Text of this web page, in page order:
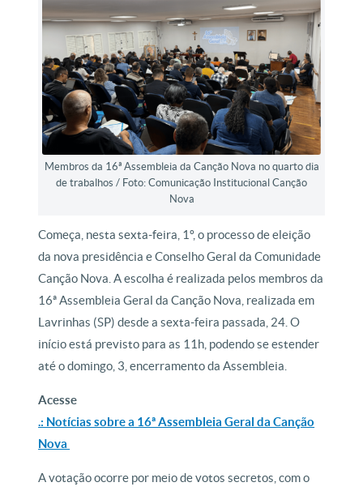
Membros da 16ª Assembleia da Canção Nova no quarto dia
de trabalhos / Foto: Comunicação Institucional Canção
Nova
Começa, nesta sexta-feira, 1º, o processo de eleição
da nova presidência e Conselho Geral da Comunidade
Canção Nova. A escolha é realizada pelos membros da
16ª Assembleia Geral da Canção Nova, realizada em
Lavrinhas (SP) desde a sexta-feira passada, 24. O
início está previsto para as 11h, podendo se estender
até o domingo, 3, encerramento da Assembleia.
Acesse
.: Notícias sobre a 16ª Assembleia Geral da Canção
Nova
A votação ocorre por meio de votos secretos, com o